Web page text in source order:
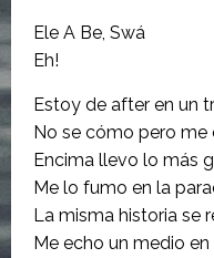
Ele A Be, Swá
Eh!
Estoy de after en un
No se cómo pero me
Encima llevo lo más
Me lo fumo en la
La misma historia se
Me echo un medio